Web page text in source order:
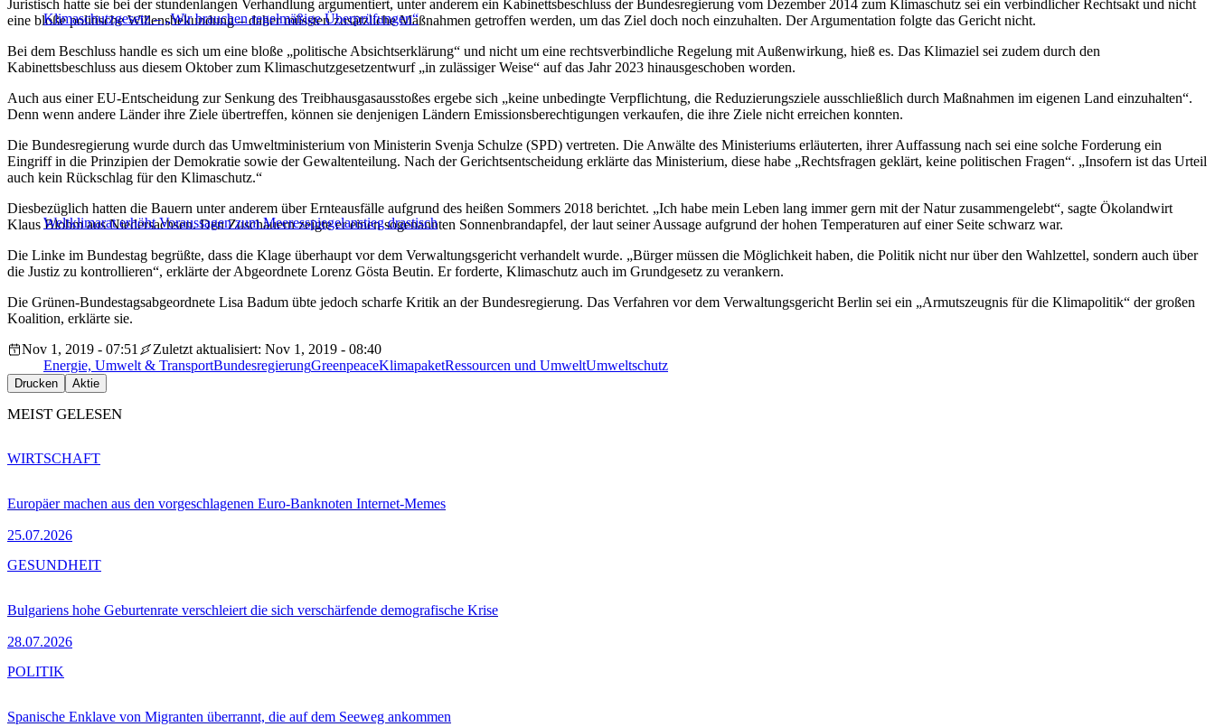
Klimaschutzgesetz – „Wir brauchen regelmäßige Überprüfungen“
Juristisch hatte sie bei der stundenlangen Verhandlung argumentiert, unter anderem ein Kabinettsbeschluss der Bundesregierung vom Dezember 2014 zum Klimaschutz sei ein verbindlicher Rechtsakt und nicht
eine bloße politische Willensbekundung – daher müssten zusätzliche Maßnahmen getroffen werden, um das Ziel doch noch einzuhalten. Der Argumentation folgte das Gericht nicht.
Bei dem Beschluss handle es sich um eine bloße „politische Absichtserklärung“ und nicht um eine rechtsverbindliche Regelung mit Außenwirkung, hieß es. Das Klimaziel sei zudem durch den
Kabinettsbeschluss aus diesem Oktober zum Klimaschutzgesetzentwurf „in zulässiger Weise“ auf das Jahr 2023 hinausgeschoben worden.
Auch aus einer EU-Entscheidung zur Senkung des Treibhausgasausstoßes ergebe sich „keine unbedingte Verpflichtung, die Reduzierungsziele ausschließlich durch Maßnahmen im eigenen Land einzuhalten“.
Denn wenn andere Länder ihre Ziele übertreffen, können sie denjenigen Ländern Emissionsberechtigungen verkaufen, die ihre Ziele nicht erreichen konnten.
Die Bundesregierung wurde durch das Umweltministerium von Ministerin Svenja Schulze (SPD) vertreten. Die Anwälte des Ministeriums erläuterten, ihrer Auffassung nach sei eine solche Forderung ein
Eingriff in die Prinzipien der Demokratie sowie der Gewaltenteilung. Nach der Gerichtsentscheidung erklärte das Ministerium, diese habe „Rechtsfragen geklärt, keine politischen Fragen“. „Insofern ist das Urteil
auch kein Rückschlag für den Klimaschutz.“
Weltklimarat erhöht Voraussagen zum Meeresspiegelanstieg drastisch
Diesbezüglich hatten die Bauern unter anderem über Ernteausfälle aufgrund des heißen Sommers 2018 berichtet. „Ich habe mein Leben lang immer gern mit der Natur zusammengelebt“, sagte Ökolandwirt
Klaus Blohm aus Niedersachsen. Den Zuschauern zeigte er einen sogenannten Sonnenbrandapfel, der laut seiner Aussage aufgrund der hohen Temperaturen auf einer Seite schwarz war.
Die Linke im Bundestag begrüßte, dass die Klage überhaupt vor dem Verwaltungsgericht verhandelt wurde. „Bürger müssen die Möglichkeit haben, die Politik nicht nur über den Wahlzettel, sondern auch über
die Justiz zu kontrollieren“, erklärte der Abgeordnete Lorenz Gösta Beutin. Er forderte, Klimaschutz auch im Grundgesetz zu verankern.
Die Grünen-Bundestagsabgeordnete Lisa Badum übte jedoch scharfe Kritik an der Bundesregierung. Das Verfahren vor dem Verwaltungsgericht Berlin sei ein „Armutszeugnis für die Klimapolitik“ der großen
Koalition, erklärte sie.
Nov 1, 2019 - 07:51
Zuletzt aktualisiert: Nov 1, 2019 - 08:40
Energie, Umwelt & TransportBundesregierungGreenpeaceKlimapaketRessourcen und UmweltUmweltschutz
Drucken Aktie
MEIST GELESEN
Europäer machen aus den vorgeschlagenen Euro-Banknoten Internet-Memes
25.07.2026
WIRTSCHAFT
Bulgariens hohe Geburtenrate verschleiert die sich verschärfende demografische Krise
28.07.2026
GESUNDHEIT
Spanische Enklave von Migranten überrannt, die auf dem Seeweg ankommen
POLITIK